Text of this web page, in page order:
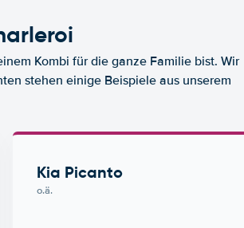
Kombi für die ganze Familie bist. Wir
stehen einige Beispiele aus unserem
Kia Picanto
o.ä.